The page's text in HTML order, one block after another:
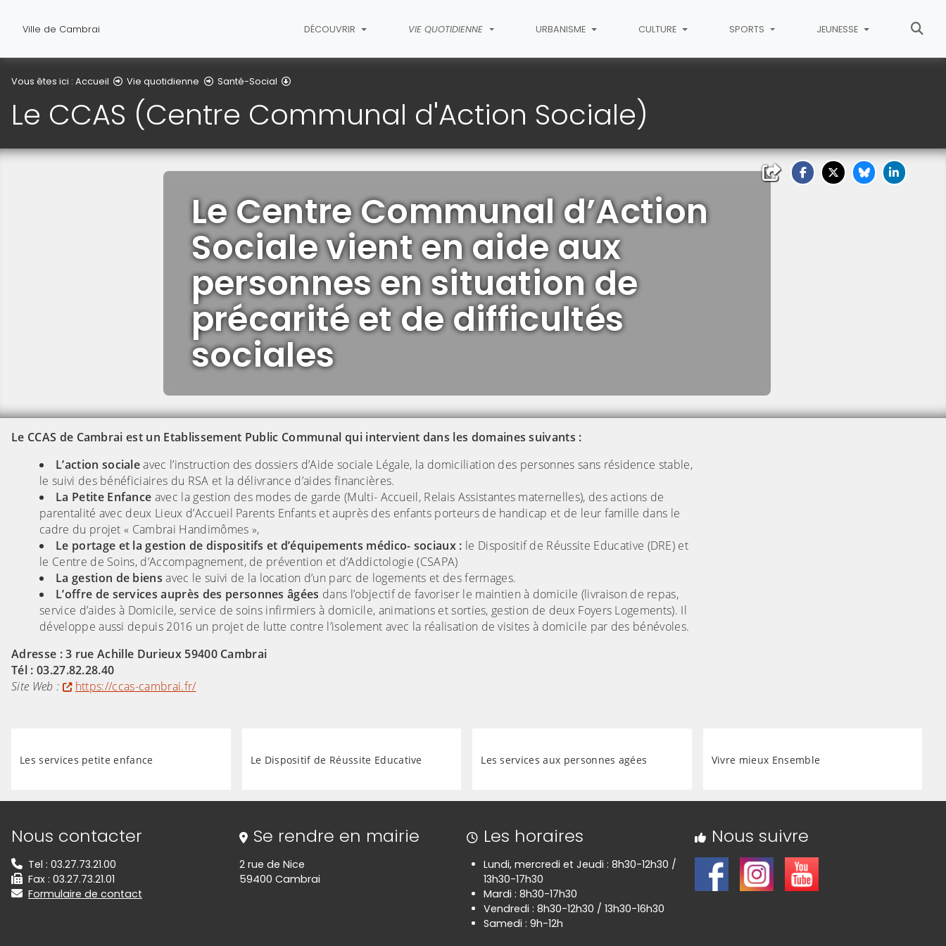
Ville de Cambrai DÉCOUVRIR VIE QUOTIDIENNE URBANISME CULTURE SPORTS JEUNESSE
Vous êtes ici : Accueil Vie quotidienne Santé-Social
Le CCAS (Centre Communal d'Action Sociale)
Le Centre Communal d’Action
Sociale vient en aide aux
personnes en situation de
précarité et de difficultés
sociales
Le CCAS de Cambrai est un Etablissement Public Communal qui intervient dans les domaines suivants :
L’action socialeavec l’instruction des dossiers d’Aide sociale Légale, la domiciliation des personnes sans résidence stable,
le suivi des bénéficiaires du RSA et la délivrance d’aides financières.
La Petite Enfance avec la gestion des modes de garde (Multi- Accueil, Relais Assistantes maternelles), des actions de
parentalité avec deux Lieux d’Accueil Parents Enfants et auprès des enfants porteurs de handicap et de leur famille dans le
cadre du projet « Cambrai Handimômes »,
Le portage et la gestion de dispositifs et d’équipements médico- sociaux : le Dispositif de Réussite Educative (DRE) et
le Centre de Soins, d’Accompagnement, de prévention et d’Addictologie (CSAPA)
La gestion de biensavec le suivi de la location d’un parc de logements et des fermages.
L’offre de services auprès des personnes âgées dans l’objectif de favoriser le maintien à domicile (livraison de repas,
service d’aides à Domicile, service de soins infirmiers à domicile, animations et sorties, gestion de deux Foyers Logements). Il
développe aussi depuis 2016 un projet de lutte contre l’isolement avec la réalisation de visites à domicile par des bénévoles.
Adresse : 3 rue Achille Durieux 59400 Cambrai
Tél : 03.27.82.28.40
Site Web :
https://ccas-cambrai.fr/
Les services petite enfance Le Dispositif de Réussite Educative Les services aux personnes agées Vivre mieux Ensemble
Informations de contact
Nous contacter
Tel : 03.27.73.21.00
Fax : 03.27.73.21.01
Formulaire de contact
Se rendre en mairie
2 rue de Nice
59400 Cambrai
Les horaires
Lundi, mercredi et Jeudi : 8h30-12h30 /
13h30-17h30
Mardi : 8h30-17h30
Vendredi : 8h30-12h30 / 13h30-16h30
Samedi : 9h-12h
Nous suivre